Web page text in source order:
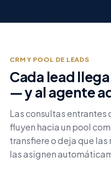
CRM Y POOL DE LEADS
Cada lead
— y al agente
Las consultas entrantes
fluyen hacia un pool
transfiere o deja que
las asignen